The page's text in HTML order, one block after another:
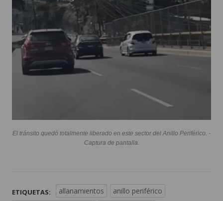
El tránsito quedó totalmente liberado en este sector del Anillo Periférico. -
Captura de pantalla.
ETIQUETAS: allanamientos
anillo periférico